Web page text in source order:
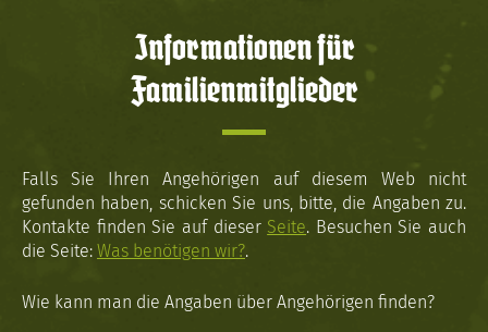
Informationen für
Familienmitglieder
Falls Sie Ihren Angehörigen auf diesem Web nicht
gefunden haben, schicken Sie uns, bitte, die Angaben zu.
Kontakte finden Sie auf dieser Seite. Besuchen Sie auch
die Seite: Was benötigen wir?.
Wie kann man die Angaben über Angehörigen finden?